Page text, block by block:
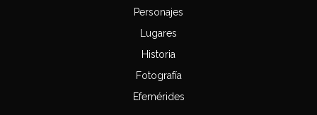
Personajes
Lugares
Historia
Fotografía
Efemérides